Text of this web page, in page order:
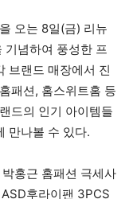
오는 8일(금) 리뉴
기념하여 풍성한 프
브랜드 매장에서 진
패션, 홈스위트홈 등
드의 인기 아이템들
만나볼 수 있다.
홍근 홈패션 극세사
후라이팬 3PCS